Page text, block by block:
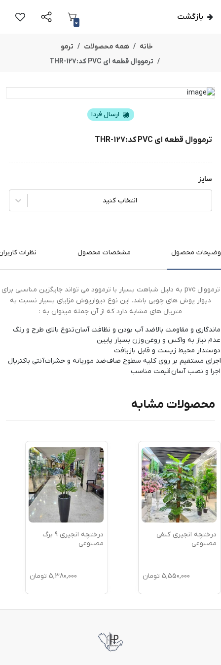
بازگشت
0
خانه همه محصولات
ترمو
ترمووال قطعه ای PVC کد:THR-127
ارسال فردا
ترمووال قطعه ای PVC کد:THR-127
سایز
انتخاب کنید
محصول مشخصات محصول نظرات
ترمووال pvc به دلیل شباهت بسیار با ترموود می تواند جایگزین مناسبی برای
دیوار پوش های چوبی باشد. این نوع دیوارپوش مزایای بسیار نسبت به
متریال های مشابه دارد که از آن جمله میتوان به :
ماندگاری و مقاومت بالاضد آب بودن و نظافت آسانتنوع بالای طرح و رنگ
عدم نیاز به واکس و روغنوزن بسیار پایین
دوستدار محیط زیست و قابل بازیافت
اجرای مستقیم بر روی کلیه سطوح صافضد موریانه و حشراتآنتی باکتریال
اجرا و نصب آسانقیمت مناسب
محصولات مشابه
درختچه انجیری کنفی
مصنوعی
5,550,000 تومان
درختچه انجیری 9 برگ
مصنوعی
5,380,000 تومان